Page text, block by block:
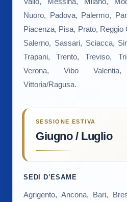
Nuoro, Padova, Palermo,
Piacenza, Pisa, Prato, Reggio
Salerno, Sassari, Sciacca,
Trapani, Trento, Treviso,
Verona, Vibo
Vittoria/Ragusa.
SESSIONE ESTIVA
Giugno / Luglio
SEDI D’ESAME
Agrigento, Ancona, Bari,